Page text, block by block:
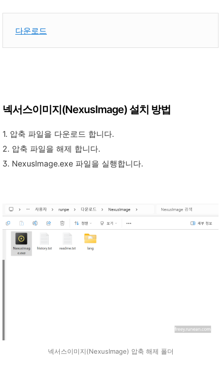
다운로드
넥서스이미지(NexusImage) 설치 방법
1. 압축 파일을 다운로드 합니다.
2. 압축 파일을 해제 합니다.
3. NexusImage.exe 파일을 실행합니다.
넥서스이미지(NexusImage) 압축 해제 폴더